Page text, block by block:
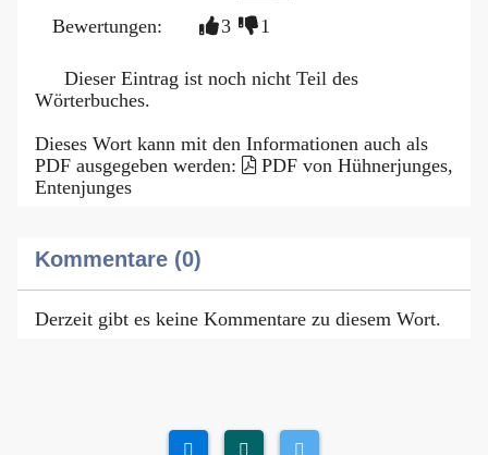
Bewertungen:
3 1
Dieser Eintrag ist noch nicht Teil des
Wörterbuches.
Dieses Wort kann mit den Informationen auch als
PDF ausgegeben werden:
PDF von Hühnerjunges,
Entenjunges
Kommentare (0)
Derzeit gibt es keine Kommentare zu diesem Wort.